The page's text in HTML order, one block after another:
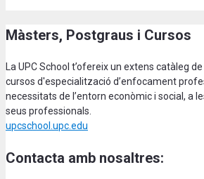
Màsters, Postgraus i Cursos
La UPC School t’ofereix un extens catàleg
cursos d'especialització d’enfocament
necessitats de l’entorn econòmic i social, a
seus professionals.
upcschool.upc.edu
Contacta amb nosaltres: